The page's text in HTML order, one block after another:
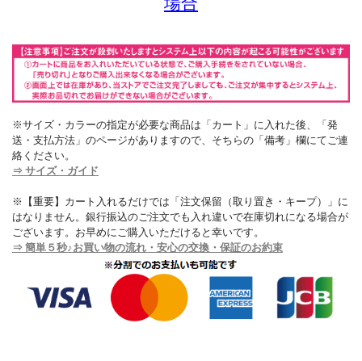
場合
※サイズ・カラーの指定が必要な商品は「カート」に入れた後、「発
送・支払方法」のページがありますので、そちらの「備考」欄にてご連
絡ください。
⇒ サイズ・ガイド
※【重要】カート入れるだけでは「注文保留（取り置き・キープ）」に
はなりません。銀行振込のご注文でも入れ違いで在庫切れになる場合が
ございます。お早めにご購入いただけると幸いです。
⇒ 簡単５秒♪お買い物の流れ・安心の交換・保証のお約束